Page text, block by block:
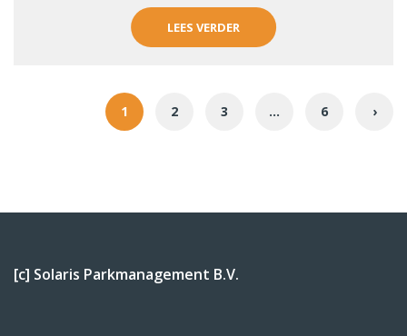
LEES VERDER
1 2 3 … 6 ›
[c] Solaris Parkmanagement B.V.